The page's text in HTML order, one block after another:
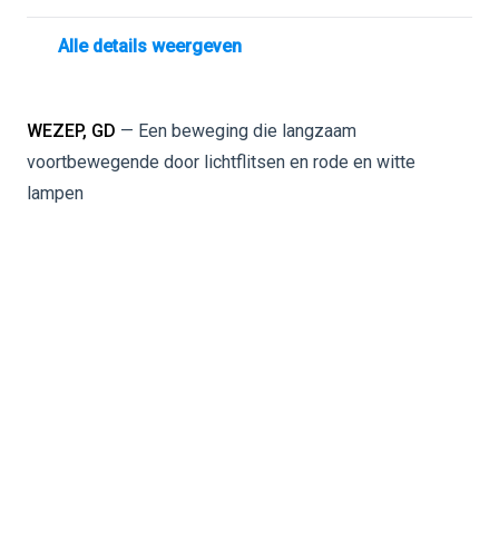
Alle details weergeven
WEZEP, GD — Een beweging die langzaam
voortbewegende door lichtflitsen en rode en witte
lampen